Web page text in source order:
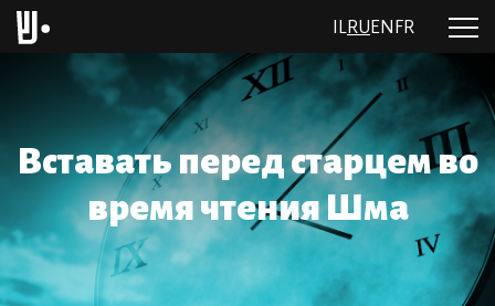
RU EN FR
Вставать перед старцем во
время чтения Шма